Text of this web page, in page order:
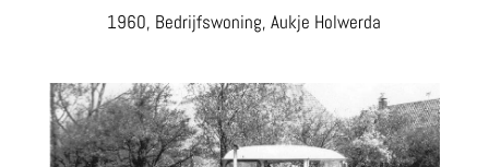
1960, Bedrijfswoning, Aukje Holwerda